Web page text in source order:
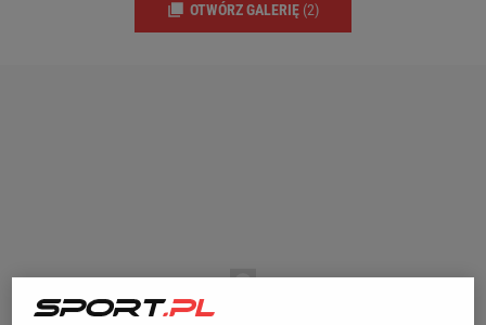
OTWÓRZ GALERIĘ (2)